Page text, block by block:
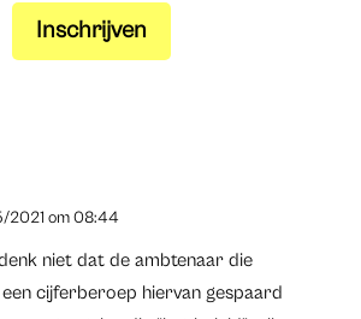
Inschrijven
2021 om 08:44
niet dat de ambtenaar die
cijferberoep hiervan gespaard